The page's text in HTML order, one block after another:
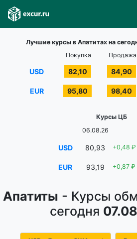
Апатиты - Курсы
сегодня
Лучшие курсы в Апатитах на
Покупка
Продажа
USD 82,10 84,90
EUR 95,80 98,40
Курсы ЦБ
06.08.26
USD 80,93 +0,48 ₽
EUR 93,19 +0,87 ₽